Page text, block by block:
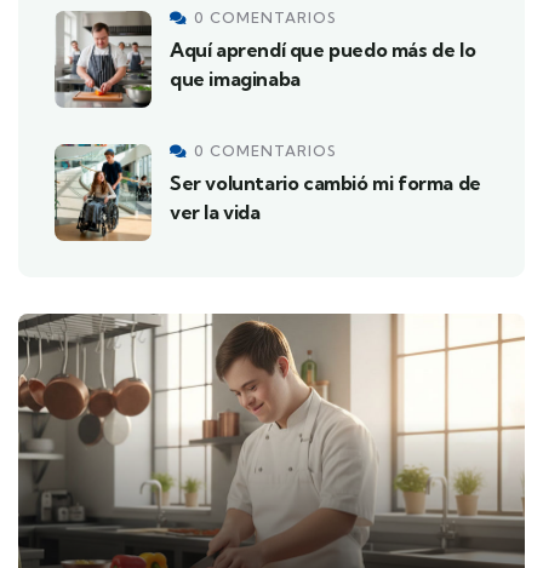
0 COMENTARIOS
Aquí aprendí que puedo más de lo
que imaginaba
0 COMENTARIOS
Ser voluntario cambió mi forma de
ver la vida